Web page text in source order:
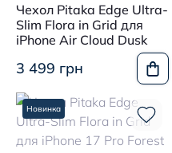
Чехол Pitaka Edge Ultra-
Slim Flora in Grid для
iPhone Air Cloud Dusk
3 499 грн
Новинка